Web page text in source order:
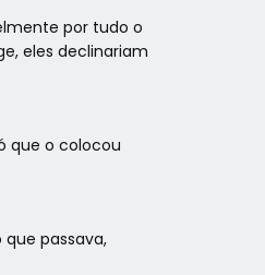
por tudo o
eles declinariam
que o colocou
passava,